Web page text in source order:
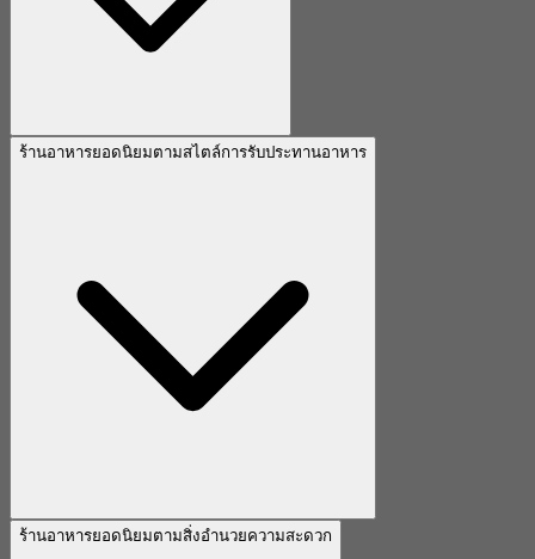
ร้านอาหารยอดนิยมตามสไตล์การรับประทานอาหาร
ร้านอาหารยอดนิยมตามสิ่งอำนวยความสะดวก